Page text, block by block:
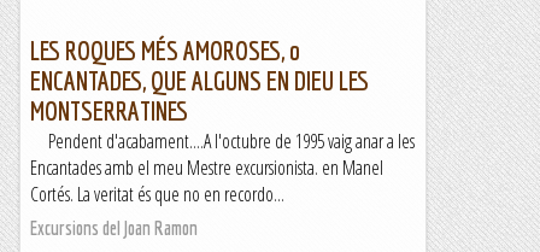
LES ROQUES MÉS AMOROSES, o
ENCANTADES, QUE ALGUNS EN DIEU LES
MONTSERRATINES
Pendent d'acabament....A l'octubre de 1995 vaig anar a les
Encantades amb el meu Mestre excursionista. en Manel
Cortés. La veritat és que no en recordo...
Excursions del Joan Ramon